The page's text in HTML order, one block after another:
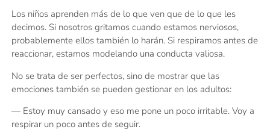
Los niños aprenden más de lo que ven que de lo que les
decimos. Si nosotros gritamos cuando estamos nerviosos,
probablemente ellos también lo harán. Si respiramos antes de
reaccionar, estamos modelando una conducta valiosa.
No se trata de ser perfectos, sino de mostrar que las
emociones también se pueden gestionar en los adultos:
— Estoy muy cansado y eso me pone un poco irritable. Voy a
respirar un poco antes de seguir.